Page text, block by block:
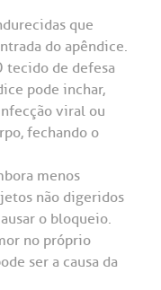
que
do apêndice.
tecido de defesa
pode inchar,
viral ou
fechando o
menos
não digeridos
o bloqueio.
no próprio
ser a causa da